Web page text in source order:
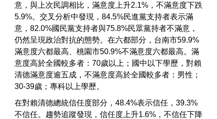
意，與上次民調相比，滿意度上升2.1%，不滿意度下跌
5.9%。交叉分析中發現，84.5%民進黨支持者表示滿
意，82.0%國民黨支持者與75.8%民眾黨持者不滿意，
仍然呈現政治對抗的態勢。在六都部分，台南市59.9%
滿意度六都最高、桃園市50.9%不滿意度六都最高。滿
意度高於全國較多者：70歲以上；國中以下學歷，對賴
清德滿意度逾五成，不滿意度高於全國較多者：男性；
30-39歲；專科以上學歷。
在對賴清德總統信任度部分，48.4%表示信任，39.3%
不信任。趨勢追蹤發現，信任度上升1.6%，不信任下降